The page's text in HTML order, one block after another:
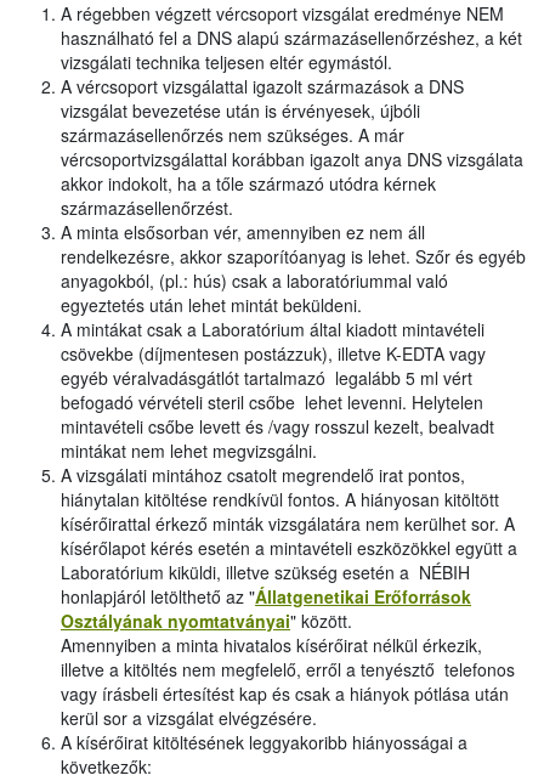
A régebben végzett vércsoport vizsgálat eredménye NEM
használható fel a DNS alapú származásellenőrzéshez, a két
vizsgálati technika teljesen eltér egymástól.
A vércsoport vizsgálattal igazolt származások a DNS
vizsgálat bevezetése után is érvényesek, újbóli
származásellenőrzés nem szükséges. A már
vércsoportvizsgálattal korábban igazolt anya DNS vizsgálata
akkor indokolt, ha a tőle származó utódra kérnek
származásellenőrzést.
A minta elsősorban vér, amennyiben ez nem áll
rendelkezésre, akkor szaporítóanyag is lehet. Szőr és egyéb
anyagokból, (pl.: hús) csak a laboratóriummal való
egyeztetés után lehet mintát beküldeni.
A mintákat csak a Laboratórium által kiadott mintavételi
csövekbe (díjmentesen postázzuk), illetve K-EDTA vagy
egyéb véralvadásgátlót tartalmazó legalább 5 ml vért
befogadó vérvételi steril csőbe lehet levenni. Helytelen
mintavételi csőbe levett és /vagy rosszul kezelt, bealvadt
mintákat nem lehet megvizsgálni.
A vizsgálati mintához csatolt megrendelő irat pontos,
hiánytalan kitöltése rendkívül fontos. A hiányosan kitöltött
kísérőirattal érkező minták vizsgálatára nem kerülhet sor. A
kísérőlapot kérés esetén a mintavételi eszközökkel együtt a
Laboratórium kiküldi, illetve szükség esetén a NÉBIH
honlapjáról letölthető az "Állatgenetikai Erőforrások
Osztályának nyomtatványai" között.
Amennyiben a minta hivatalos kísérőirat nélkül érkezik,
illetve a kitöltés nem megfelelő, erről a tenyésztő telefonos
vagy írásbeli értesítést kap és csak a hiányok pótlása után
kerül sor a vizsgálat elvégzésére.
A kísérőirat kitöltésének leggyakoribb hiányosságai a
következők: